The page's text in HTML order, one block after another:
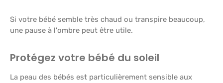
Si votre bébé semble très chaud ou transpire beaucoup,
une pause à l'ombre peut être utile.
Protégez votre bébé du soleil
La peau des bébés est particulièrement sensible aux